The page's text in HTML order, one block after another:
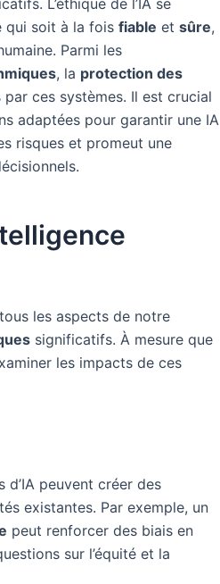
L’éthique de l’IA se
qui soit à la fois fiable et sûre,
Parmi les
, la protection des
ces systèmes. Il est crucial
adaptées pour garantir une IA
risques et promeut une
les aspects de notre
significatifs. À mesure que
les impacts de ces
d’IA peuvent créer des
existantes. Par exemple, un
peut renforcer des biais en
sur l’équité et la